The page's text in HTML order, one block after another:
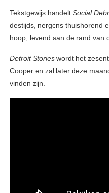
Tekstgewijs handelt Social
destijds, nergens thuishorend
hoop, levend aan de rand van
Detroit Stories wordt het
Cooper en zal later deze
vinden zijn.